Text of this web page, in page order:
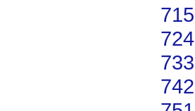
715
724
733
742